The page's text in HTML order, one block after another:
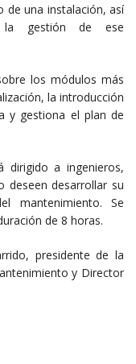
de una instalación, así
gestión de ese
los módulos más
la introducción
y gestiona el plan de
dirigido a ingenieros,
deseen desarrollar su
mantenimiento. Se
de 8 horas.
presidente de la
y Director